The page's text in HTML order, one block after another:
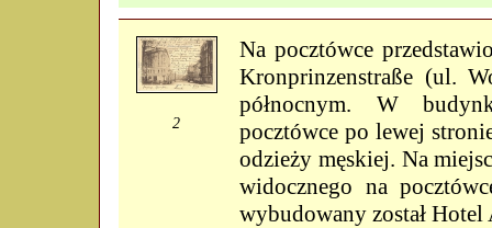
2
Na pocztówce
Kronprinzenstraße (ul.
północnym. W
pocztówce po lewej
odzieży męskiej. Na
widocznego na
wybudowany został